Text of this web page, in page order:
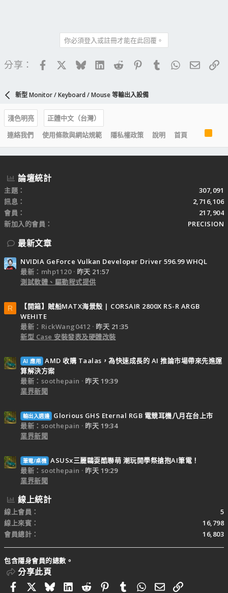
你必須登入或註冊才能在此回覆。
分享： FacebookBlueskyLinkedIn
Reddit PinterestTumblrWhatsApp
電子
新型 Monitor / Keyboard / Mouse 等輸出入設備
淺色明亮
正體中文（台灣）
連絡我們
使用條款與網站規範 隱私權政策 說明 首頁
S
論壇統計
主題
307,091
訊息
2,716,106
會員
217,904
新加入的會員
PRECISION
最新文章
NVIDIA GeForce Vulkan Developer Driver 596.99 WHQL
最新：mhp1120
昨天 21:57
測試軟體、驅動程式提供
R
【開箱】賊船MATX海景殼 | CORSAIR 2800X RS-R ARGB
WEHITE
最新：RickWang0412
昨天 21:35
新型 Case 安裝發表及硬體改裝
AI 應用 AMD 收購 Taalas，為快速成長的 AI 推論市場帶來先進運
算解決方案
最新：soothepain
昨天 19:39
業界新聞
輸出入週邊
Glorious GHS Eternal RGB 電競耳機八月在台上市
最新：soothepain
昨天 19:34
業界新聞
筆電/桌機 ASUSx三麗鷗耍酷聯萌 潮玩開學祭搶抱AI筆電！
最新：soothepain
昨天 19:29
業界新聞
線上統計
線上會員
5
線上來賓
16,798
會員總計
16,803
包含隱身會員的總數。
分享此頁
FacebookBlueskyLinkedIn
RedditPinterestTumblrWhatsApp
電子郵件
連結